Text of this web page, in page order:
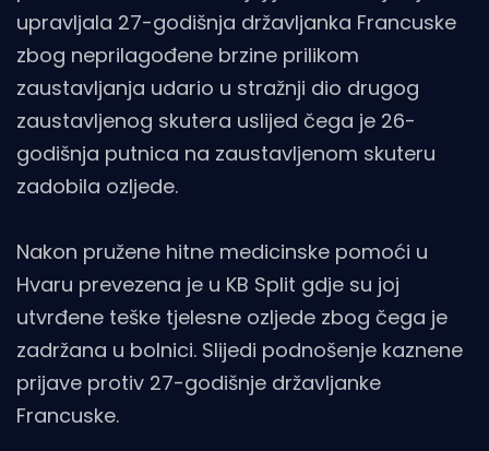
upravljala 27-godišnja državljanka Francuske
zbog neprilagođene brzine prilikom
zaustavljanja udario u stražnji dio drugog
zaustavljenog skutera uslijed čega je 26-
godišnja putnica na zaustavljenom skuteru
zadobila ozljede.
Nakon pružene hitne medicinske pomoći u
Hvaru prevezena je u KB Split gdje su joj
utvrđene teške tjelesne ozljede zbog čega je
zadržana u bolnici. Slijedi podnošenje kaznene
prijave protiv 27-godišnje državljanke
Francuske.